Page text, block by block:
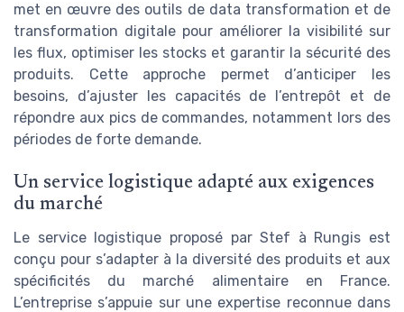
met en œuvre des outils de data transformation et de
transformation digitale pour améliorer la visibilité sur
les flux, optimiser les stocks et garantir la sécurité des
produits. Cette approche permet d’anticiper les
besoins, d’ajuster les capacités de l’entrepôt et de
répondre aux pics de commandes, notamment lors des
périodes de forte demande.
Un service logistique adapté aux exigences
du marché
Le service logistique proposé par Stef à Rungis est
conçu pour s’adapter à la diversité des produits et aux
spécificités du marché alimentaire en France.
L’entreprise s’appuie sur une expertise reconnue dans